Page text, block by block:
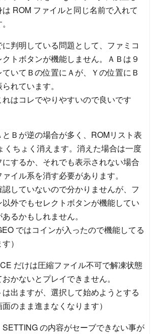
ROM ファイルと同じ名前で入れて
に判明している問題として、ファミコ
クトボタンが機能しません。ＡＢは９
ていてＢの位置にＡが、Ｙの位置にＢ
れています。
れはコレでやりやすいので良いです
Ｂが逆の場合が多く、ROMリスト表
くちょく消えます。消えた場合は一度
にするか、それでも表示されない場合
イル系を消す必要があります。
認していないので分かりませんが、フ
以外でもセレクトボタンが機能してい
るかもしれません。
ではコインが入ったので機能してる
）
だけは圧縮ファイル不可で解凍状態
かないとプレイできません。
は出ますが、選択して始めようとする
のまま進まなくなります）
の内容がセーブできない事が